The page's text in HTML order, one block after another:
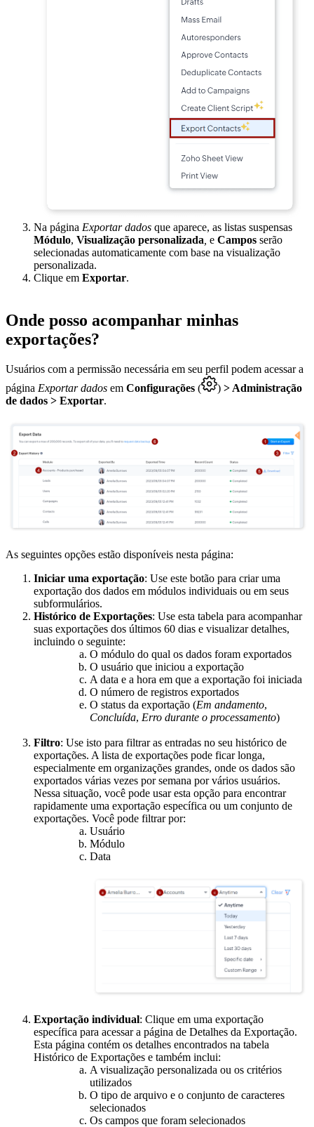
Na página Exportar dados que aparece, as listas suspensas
Módulo, Visualização personalizada e Campos serão
selecionadas automaticamente com base na visualização
personalizada.
Clique em Exportar.
Onde posso acompanhar minhas
exportações?
Usuários com a permissão necessária em seu perfil podem acessar a
página Exportar dados em Configurações ( ) > Administração
de dados > Exportar.
As seguintes opções estão disponíveis nesta página:
Iniciar uma exportação: Use este botão para criar uma
exportação dos dados em módulos individuais ou em seus
subformulários.
Histórico de Exportações: Use esta tabela para acompanhar
suas exportações dos últimos 60 dias e visualizar detalhes,
incluindo o seguinte:
O módulo do qual os dados foram exportados
O usuário que iniciou a exportação
A data e a hora em que a exportação foi iniciada
O número de registros exportados
O status da exportação (Em andamento,
Concluída, Erro durante o processamento)
Filtro: Use isto para filtrar as entradas no seu histórico de
exportações. A lista de exportações pode ficar longa,
especialmente em organizações grandes, onde os dados são
exportados várias vezes por semana por vários usuários.
Nessa situação, você pode usar esta opção para encontrar
rapidamente uma exportação específica ou um conjunto de
exportações. Você pode filtrar por:
Usuário
Módulo
Data
Exportação individual: Clique em uma exportação
específica para acessar a página de Detalhes da Exportação.
Esta página contém os detalhes encontrados na tabela
Histórico de Exportações e também inclui:
A visualização personalizada ou os critérios
utilizados
O tipo de arquivo e o conjunto de caracteres
selecionados
Os campos que foram selecionados